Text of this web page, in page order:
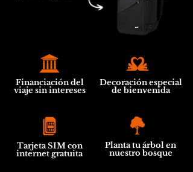
Financiación del
viaje sin intereses
Decoración especial
de bienvenida
Tarjeta SIM con
internet gratuita
Planta tu árbol en
nuestro bosque